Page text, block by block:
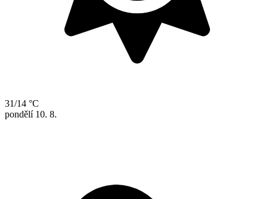
31/14 °C
pondělí 10. 8.